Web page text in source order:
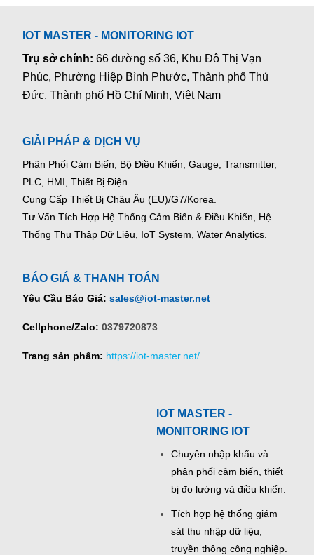
IOT MASTER - MONITORING IOT
Trụ sở chính:66 đường số 36, Khu Đô Thị Vạn
Phúc, Phường Hiệp Bình Phước, Thành phố Thủ
Đức, Thành phố Hồ Chí Minh, Việt Nam
GIẢI PHÁP & DỊCH VỤ
Phân Phối Cảm Biến, Bộ Điều Khiển, Gauge, Transmitter,
PLC, HMI, Thiết Bị Điện.
Cung Cấp Thiết Bị Châu Âu (EU)/G7/Korea.
Tư Vấn Tích Hợp Hệ Thống Cảm Biến & Điều Khiển, Hệ
Thống Thu Thập Dữ Liệu, IoT System, Water Analytics.
BÁO GIÁ & THANH TOÁN
Yêu Cầu Báo Giá: sales@iot-master.net
Cellphone/Zalo: 0379720873
Trang sản phẩm: https://iot-master.net/
IOT MASTER -
MONITORING IOT
Chuyên nhập khẩu và
phân phối cảm biến, thiết
bị đo lường và điều khiển.
Tích hợp hệ thống giám
sát thu nhập dữ liệu,
truyền thông công nghiệp.